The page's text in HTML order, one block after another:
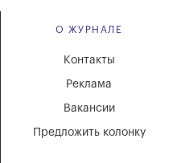
О ЖУРНАЛЕ
Вакансии
Реклама
Контакты
Предложить колонку